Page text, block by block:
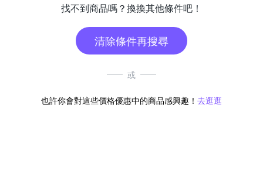
找不到商品嗎？換換其他條件吧！
清除條件再搜尋
或
也許你會對這些價格優惠中的商品感興趣！ 去逛逛